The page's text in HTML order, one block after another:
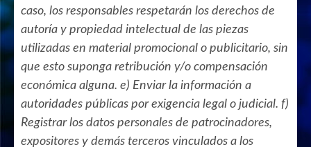
caso, los responsables respetarán los derechos de
autoría y propiedad intelectual de las piezas
utilizadas en material promocional o publicitario, sin
que esto suponga retribución y/o compensación
económica alguna. e) Enviar la información a
autoridades públicas por exigencia legal o judicial. f)
Registrar los datos personales de patrocinadores,
expositores y demás terceros vinculados a los